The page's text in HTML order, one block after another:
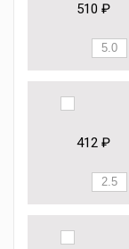
510 ₽
412 ₽